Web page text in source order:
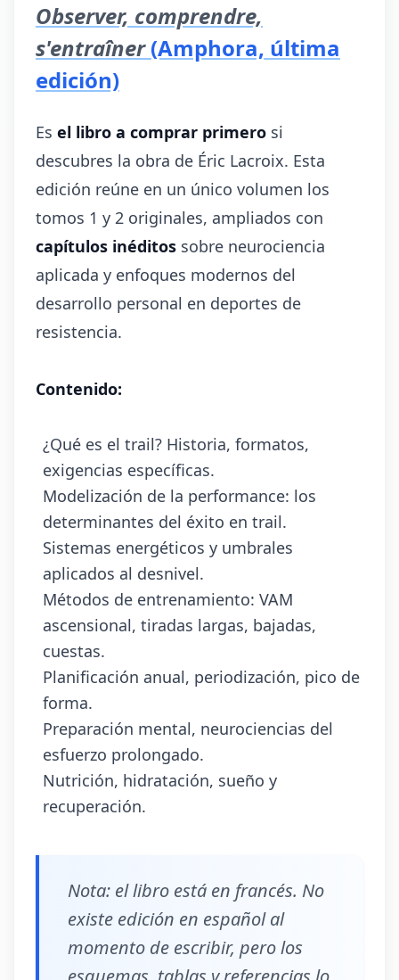
Observer, comprendre,
s'entraîner(Amphora, última
edición)
Es el libro a comprar primero si
descubres la obra de Éric Lacroix. Esta
edición reúne en un único volumen los
tomos 1 y 2 originales, ampliados con
capítulos inéditos sobre neurociencia
aplicada y enfoques modernos del
desarrollo personal en deportes de
resistencia.
Contenido:
¿Qué es el trail? Historia, formatos,
exigencias específicas.
Modelización de la performance: los
determinantes del éxito en trail.
Sistemas energéticos y umbrales
aplicados al desnivel.
Métodos de entrenamiento: VAM
ascensional, tiradas largas, bajadas,
cuestas.
Planificación anual, periodización, pico de
forma.
Preparación mental, neurociencias del
esfuerzo prolongado.
Nutrición, hidratación, sueño y
recuperación.
Nota: el libro está en francés. No
existe edición en español al
momento de escribir, pero los